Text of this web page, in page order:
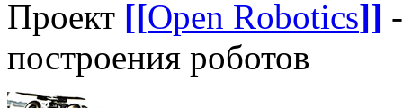
Проект [[Open Robotics]]
построения роботов